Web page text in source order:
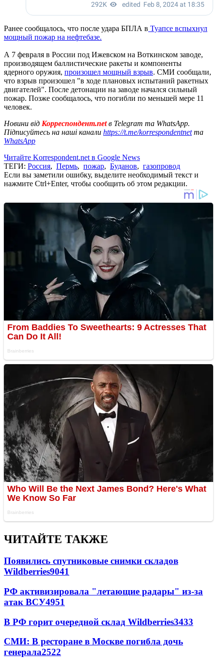
Ранее сообщалось, что после удара БПЛА в Туапсе вспыхнул
мощный пожар на нефтебазе.
А 7 февраля в России под Ижевском на Воткинском заводе,
производящем баллистические ракеты и компоненты
ядерного оружия, произошел мощный взрыв. СМИ сообщали,
что взрыв произошел "в ходе плановых испытаний ракетных
двигателей". После детонации на заводе начался сильный
пожар. Позже сообщалось, что погибли по меньшей мере 11
человек.
Новини від Корреспондент.netв Telegram та WhatsApp.
Підписуйтесь на наші канали https://t.me/korrespondentnetта
WhatsApp
Читайте Korrespondent.net в Google News
ТЕГИ: Россия, Пермь, пожар, Буданов, газопровод
Если вы заметили ошибку, выделите необходимый текст и
нажмите Ctrl+Enter, чтобы сообщить об этом редакции.
ЧИТАЙТЕ ТАКЖЕ
Появились спутниковые снимки складов
Wildberries9041
РФ активизировала "летающие радары" из-за
атак ВСУ4951
В РФ горит очередной склад Wildberries3433
СМИ: В ресторане в Москве погибла дочь
генерала2522